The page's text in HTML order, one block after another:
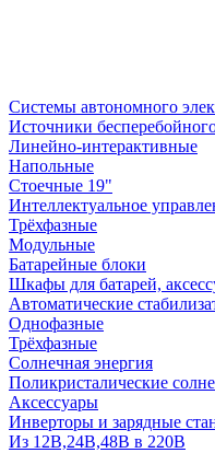
Системы автономного
Источники
Линейно-интерактивные
Напольные
Стоечные 19"
Интеллектуальное
Трёхфазные
Модульные
Батарейные блоки
Шкафы для батарей,
Автоматические
Однофазные
Трёхфазные
Солнечная энергия
Поликристалические
Аксессуары
Инверторы и зарядные
Из 12В,24В,48В в 220В